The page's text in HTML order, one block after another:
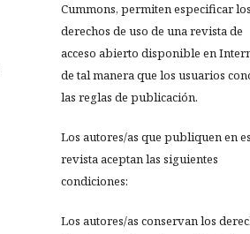
Cummons, permiten especificar
derechos de uso de una revista de
acceso abierto disponible en
de tal manera que los usuarios
las reglas de publicación.
Los autores/as que publiquen en
revista aceptan las siguientes
condiciones:
Los autores/as conservan los